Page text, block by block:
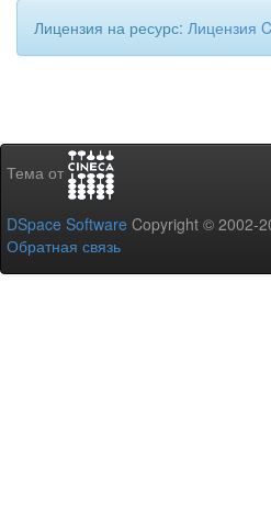
Лицензия на ресурс: Лицензия
Тема от
DSpace Software Copyright © 2002-
Обратная связь